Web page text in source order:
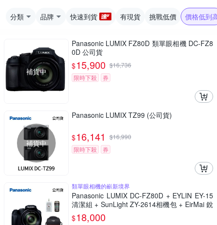
分類 品牌 快速到貨 有現貨 挑戰低價 價格低到
補貨中
Panasonic LUMIX FZ80D 類單眼相機 DC-FZ8
0D 公司貨
$15,900 $16,736
限時下殺
券
補貨中
Panasonic LUMIX TZ99 (公司貨)
$16,141 $16,990
限時下殺
券
類單眼相機的嶄新境界
Panasonic LUMIX DC-FZ80D + EYLIN EY-15
清潔組 + SunLight ZY-2614相機包 + EirMai 銳
瑪 HD-100C電子除濕卡 FZ80D (公司貨)
$18,000